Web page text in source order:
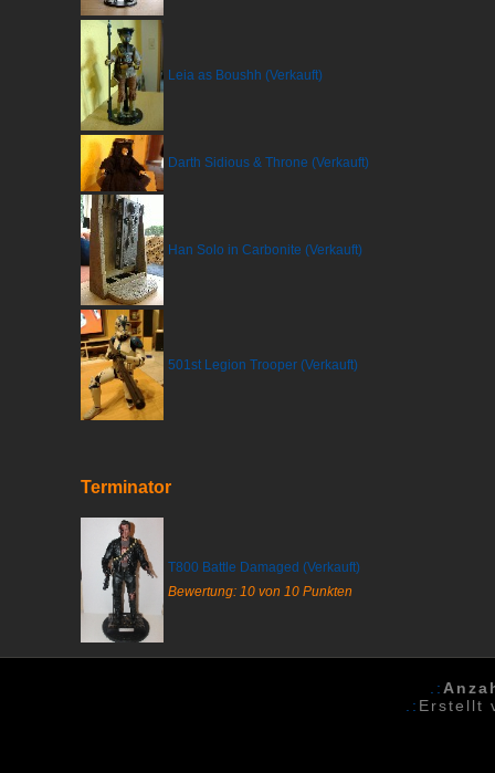
Leia as Boushh (Verkauft)
Darth Sidious & Throne (Verkauft)
Han Solo in Carbonite (Verkauft)
501st Legion Trooper (Verkauft)
Terminator
T800 Battle Damaged (Verkauft)
Bewertung: 10 von 10 Punkten
.:
.: Erstellt